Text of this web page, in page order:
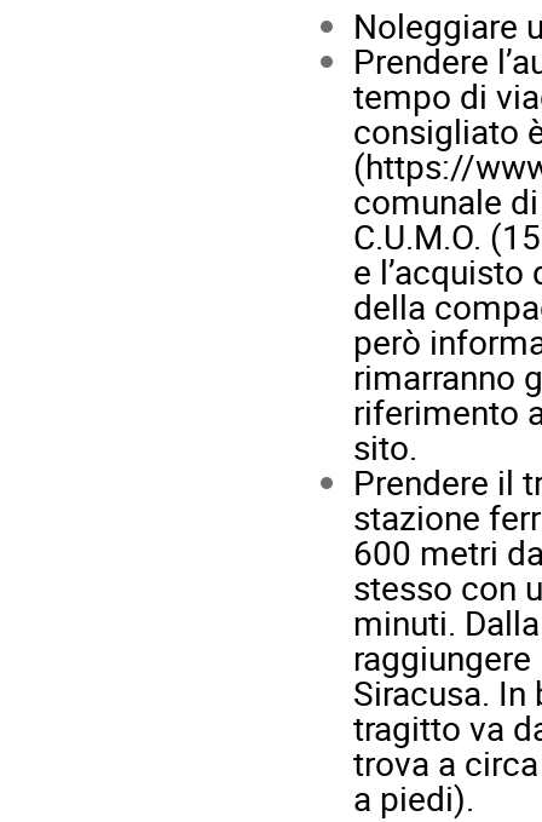
Noleggiare
Prendere
tempo di
consigliato
(https://
comunale
C.U.M.O.
e
della
però
rimarranno
riferimento
sito.
Prendere il
stazione
600 metri
stesso con
minuti.
Siracusa.
tragitto va
trova a
a piedi).